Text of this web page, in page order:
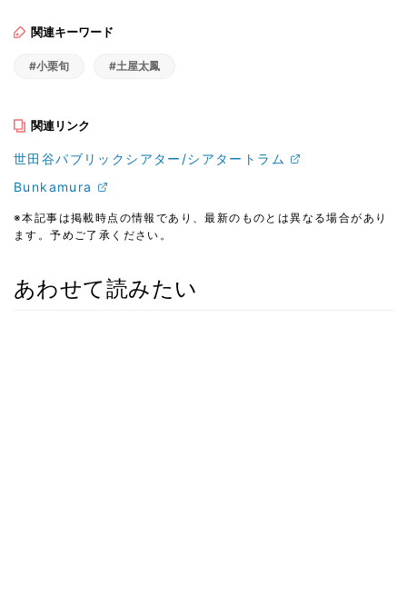
関連キーワード
#小栗旬 #土屋太鳳
関連リンク
世田谷パブリックシアター/シアタートラム
Bunkamura
※本記事は掲載時点の情報であり、最新のものとは異なる場合があり
ます。予めご了承ください。
あわせて読みたい